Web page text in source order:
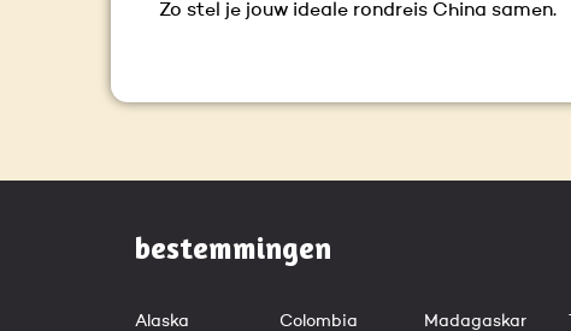
Zo stel je jouw ideale rondreis China samen.
bestemmingen
Alaska
Colombia
Madagaskar